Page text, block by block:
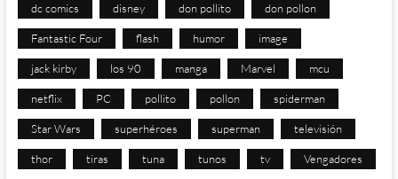
dc comics disney don pollito don pollon
Fantastic Four flash humor image
jack kirby los 90 manga Marvel mcu
netflix PC pollito pollon spiderman
Star Wars superhéroes superman televisión
thor tiras tuna tunos tv Vengadores